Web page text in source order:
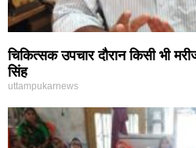
चिकित्सक उपचार दौरान किसी भी
सिंह
uttampukarnews